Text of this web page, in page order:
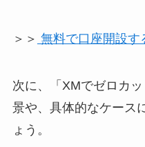
＞＞ 無料で口座開設す
次に、「XMでゼロカ
景や、具体的なケース
ょう。